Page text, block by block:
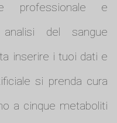
professionale e
del sangue
inserire i tuoi dati e
si prenda cura
a cinque metaboliti